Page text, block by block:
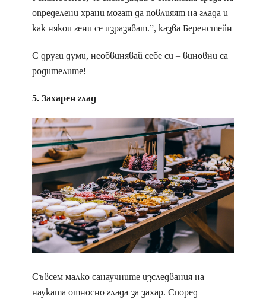
определени храни могат да повлияят на глада и
как някои гени се изразяват.”, казва Беренстейн
С други думи, необвинявай себе си – виновни са
родителите!
5. Захарен глад
Съвсем малко санаучните изследвания на
науката относно глада за захар. Според